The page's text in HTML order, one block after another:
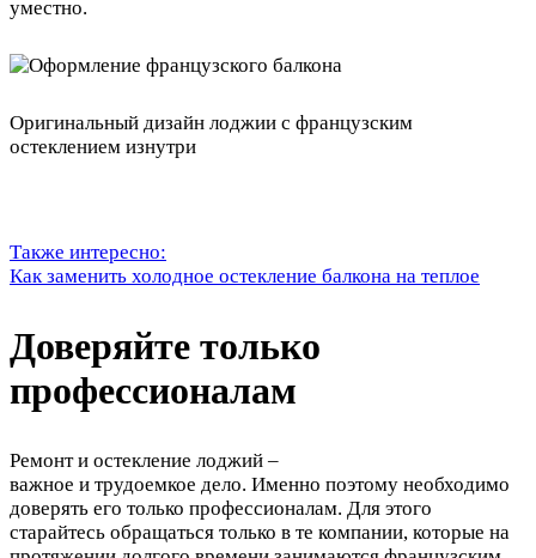
уместно.
Оригинальный дизайн лоджии с французским
остеклением изнутри
Также интересно:
Как заменить холодное остекление балкона на теплое
Доверяйте только
профессионалам
Ремонт и остекление лоджий –
важное и трудоемкое дело. Именно поэтому необходимо
доверять его только профессионалам. Для этого
старайтесь обращаться только в те компании, которые на